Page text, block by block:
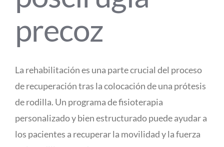
precoz
La rehabilitación es una parte crucial del proceso
de recuperación tras la colocación de una prótesis
de rodilla. Un programa de fisioterapia
personalizado y bien estructurado puede ayudar a
los pacientes a recuperar la movilidad y la fuerza